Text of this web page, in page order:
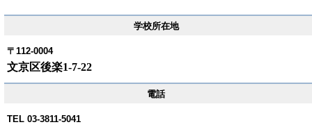
学校所在地
〒112-0004
文京区後楽1-7-22
電話
TEL 03-3811-5041